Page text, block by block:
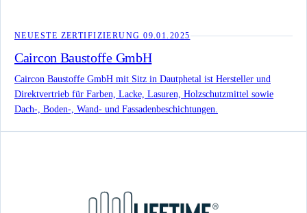
NEUESTE ZERTIFIZIERUNG09.01.2025
Caircon Baustoffe GmbH
Caircon Baustoffe GmbH mit Sitz in Dautphetal ist Hersteller und
Direktvertrieb für Farben, Lacke, Lasuren, Holzschutzmittel sowie
Dach-, Boden-, Wand- und Fassadenbeschichtungen.